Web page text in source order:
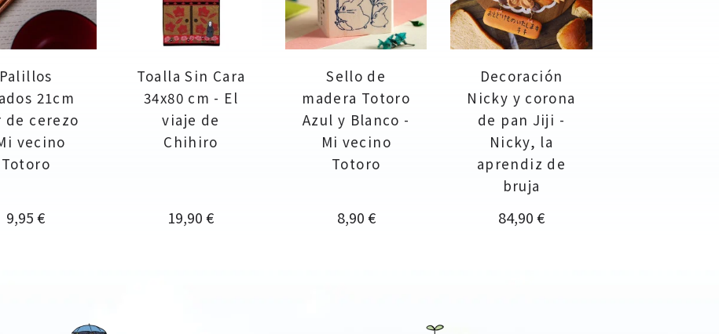
Palillos
21cm
de cerezo
vecino
Totoro
Precio
9,95 €
Toalla Sin Cara
34x80 cm - El
viaje de
Chihiro
Precio
19,90 €
Sello de
madera Totoro
Azul y Blanco -
Mi vecino
Totoro
Precio
8,90 €
Decoración
Nicky y corona
de pan Jiji -
Nicky, la
aprendiz de
bruja
Precio
84,90 €